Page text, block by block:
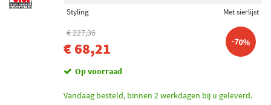
Styling
Met sierlijst
€ 227,36
€ 68,21 -70%
Op voorraad
Vandaag besteld, binnen 2 werkdagen bij u geleverd.